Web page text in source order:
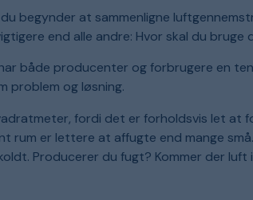
begynder at sammenligne
end alle andre: Hvor skal du bruge
har både producenter og forbrugere en
problem og løsning.
fordi det er forholdsvis let at
rum er lettere at affugte end mange
Producerer du fugt? Kommer der luft